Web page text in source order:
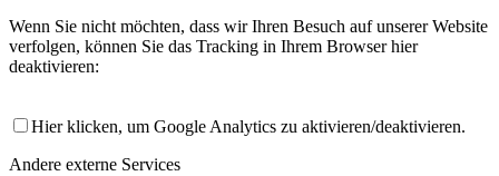
Wenn Sie nicht möchten, dass wir Ihren Besuch auf unserer Website
verfolgen, können Sie das Tracking in Ihrem Browser hier
deaktivieren:
Hier klicken, um Google Analytics zu aktivieren/deaktivieren.
Andere externe Services